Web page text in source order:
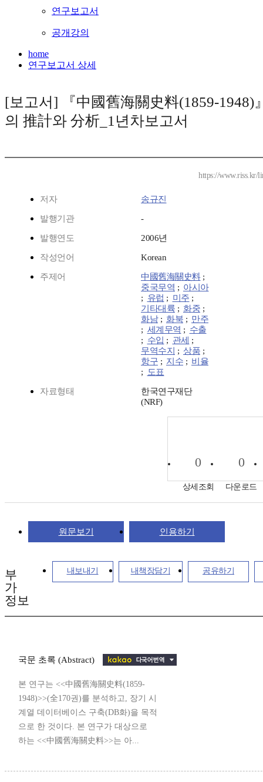
연구보고서
공개강의
home
연구보고서 상세
[보고서] 『中國舊海關史料(1859-1948)
의 推計와 分析_1년차보고서
https://www.riss.kr/
저자 송규진
발행기관 -
발행연도 2006년
작성언어 Korean
주제어 中國舊海關史料;
중국무역 ; 아시아
; 유럽 ; 미주 ;
기타대륙 ; 화중 ;
화남; 화북 ; 만주
; 세계무역 ; 수출
; 수입 ; 관세 ;
무역수지 ; 상품 ;
항구 ; 지수 ; 비율
; 도표
자료형태
한국연구재단
(NRF)
0
상세조회
0
다운로드
원문보기 인용하기
내보내기 내책장담기 공유하기
부
가
정보
국문 초록 (Abstract)
본 연구는 <<中國舊海關史料(1859-
1948)>>(全170권)를 분석하고, 장기 시
계열 데이터베이스 구축(DB화)을 목적
으로 한 것이다. 본 연구가 대상으로
하는 <<中國舊海關史料>>는 아...